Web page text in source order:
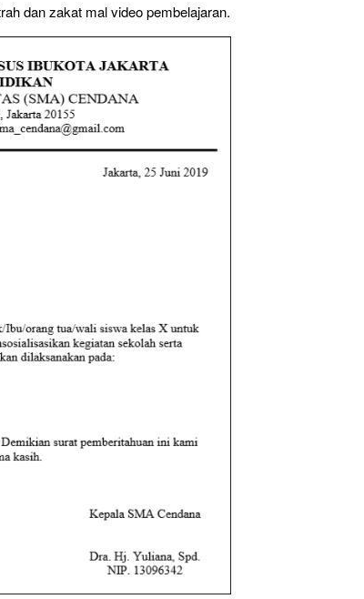
dan zakat mal video pembelajaran.